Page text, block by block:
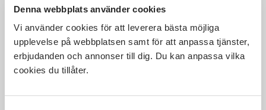
Denna webbplats använder cookies
Vi använder cookies för att leverera bästa möjliga
upplevelse på webbplatsen samt för att anpassa tjänster,
erbjudanden och annonser till dig. Du kan anpassa vilka
cookies du tillåter.
Föreläsning om Tidaholms
Kyrka